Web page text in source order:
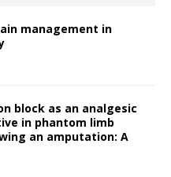
management in
block as an analgesic
in phantom limb
an amputation: A